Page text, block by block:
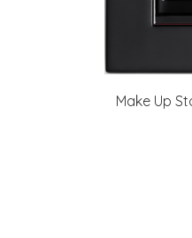
Make Up